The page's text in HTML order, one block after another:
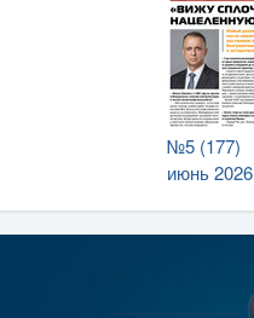
№5 (177)
июнь 2026